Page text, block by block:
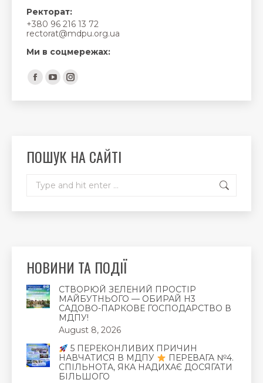
Ректорат:
+380 96 216 13 72
rectorat@mdpu.org.ua
Ми в соцмережах:
Find us on:
Facebook
page
window
YouTube
page
window
Instagram
page
window
ПОШУК НА САЙТІ
НОВИНИ ТА ПОДІЇ
СТВОРЮЙ ЗЕЛЕНИЙ ПРОСТІР
МАЙБУТНЬОГО — ОБИРАЙ Н3
САДОВО-ПАРКОВЕ ГОСПОДАРСТВО В
МДПУ!
August 8, 2026
5 ПЕРЕКОНЛИВИХ ПРИЧИН
НАВЧАТИСЯ В МДПУ
ПЕРЕВАГА №4.
СПІЛЬНОТА, ЯКА НАДИХАЄ ДОСЯГАТИ
БІЛЬШОГО